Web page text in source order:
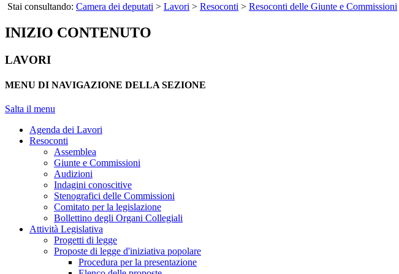
Stai consultando: Camera dei deputati > Lavori > Resoconti > Resoconti delle Giunte e Commissioni
INIZIO CONTENUTO
LAVORI
MENU DI NAVIGAZIONE DELLA SEZIONE
Salta il menu
Agenda dei Lavori
Resoconti
Assemblea
Giunte e Commissioni
Audizioni
Indagini conoscitive
Stenografici delle Commissioni
Comitato per la legislazione
Bollettino degli Organi Collegiali
Attività Legislativa
Progetti di legge
Proposte di legge d'iniziativa popolare
Procedura per la presentazione